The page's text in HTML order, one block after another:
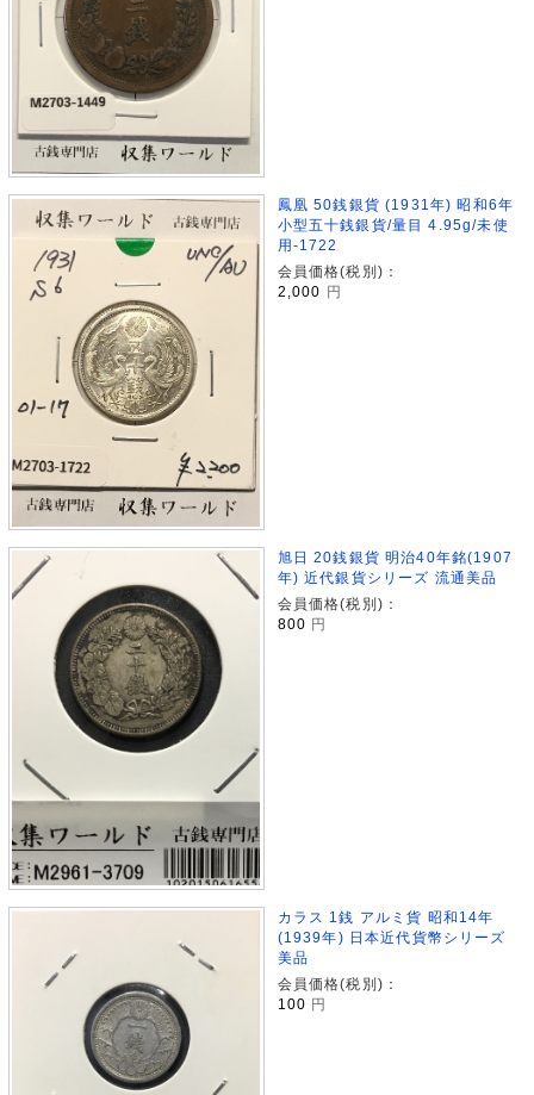
鳳凰 50銭銀貨 (1931年) 昭和6年
小型五十銭銀貨/量目 4.95g/未使
用-1722
会員価格(税別)：
2,000
円
旭日 20銭銀貨 明治40年銘(1907
年) 近代銀貨シリーズ 流通美品
会員価格(税別)：
800 円
カラス 1銭 アルミ貨 昭和14年
(1939年) 日本近代貨幣シリーズ
美品
会員価格(税別)：
100 円